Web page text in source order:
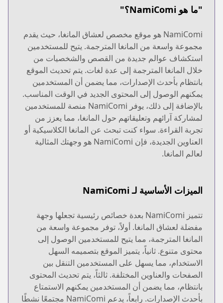
"ما هو NamiComi؟"
NamiComi هو موقع مخصص لعشاق المانغا، حيث يقدم
مجموعة واسعة من المانغا المترجمة. يتيح للمستخدمين
استكشاف عوالم جديدة من القصص والشخصيات من
خلال المانغا المترجمة إلى عدة لغات. يتم تحديث الموقع
بانتظام بأحدث الإصدارات، مما يضمن أن المستخدمين
يمكنهم الوصول إلى المحتوى الجديد في الوقت المناسب.
بالإضافة إلى ذلك، يوفر NamiComi منصة للمستخدمين
لمشاركة آرائهم وتعليقاتهم حول المانغا، مما يعزز من
تجربة القراءة. سواء كنت تبحث عن المانغا الكلاسيكية أو
العناوين الجديدة، فإن NamiComi هو وجهتك المثالية
لعالم المانغا.
الميزات الأساسية لـ NamiComi
تتميز NamiComi بعدة خصائص رئيسية تجعلها وجهة
مفضلة لعشاق المانغا. أولاً، توفر مجموعة واسعة من
المانغا المترجمة، مما يتيح للمستخدمين الوصول إلى
محتوى متنوع. ثانياً، يتميز الموقع بتصميمه السهل
الاستخدام، مما يسهل على المستخدمين التنقل بين
الصفحات والعناوين المختلفة. ثالثاً، يتم تحديث المحتوى
بانتظام، مما يضمن أن المستخدمين يمكنهم الاستمتاع
بأحدث الإصدارات. رابعاً، يدعم NamiComi مجتمعًا نشطًا